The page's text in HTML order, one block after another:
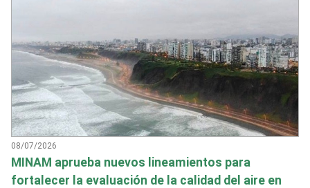
08/07/2026
MINAM aprueba nuevos lineamientos para
fortalecer la evaluación de la calidad del aire en